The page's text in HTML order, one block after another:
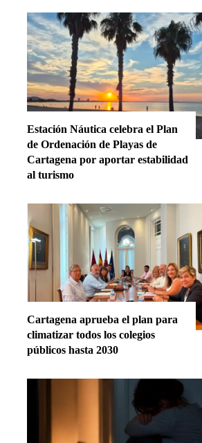
Estación Náutica celebra el Plan
de Ordenación de Playas de
Cartagena por aportar estabilidad
al turismo
Cartagena aprueba el plan para
climatizar todos los colegios
públicos hasta 2030